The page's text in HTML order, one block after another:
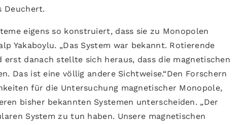
Deuchert.
eigens so konstruiert, dass sie zu Monopolen
Yakaboylu. „Das System war bekannt. Rotierende
danach stellte sich heraus, dass die magnetischen
Das ist eine völlig andere Sichtweise.“Den Forschern
für die Untersuchung magnetischer Monopole,
bisher bekannten Systemen unterscheiden. „Der
System zu tun haben. Unsere magnetischen